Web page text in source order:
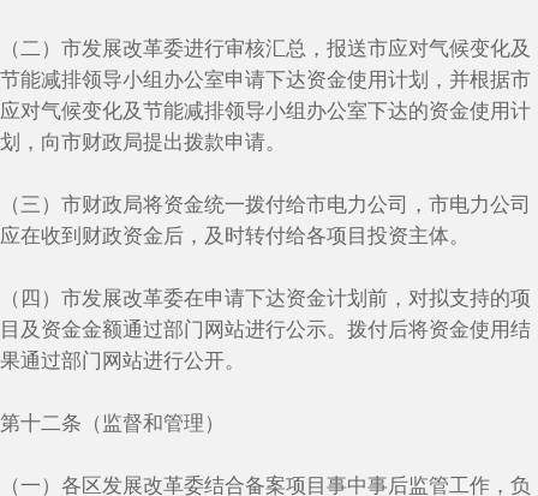
（二）市发展改革委进行审核汇总，报送市应对气候变化及
节能减排领导小组办公室申请下达资金使用计划，并根据市
应对气候变化及节能减排领导小组办公室下达的资金使用计
划，向市财政局提出拨款申请。
（三）市财政局将资金统一拨付给市电力公司，市电力公司
应在收到财政资金后，及时转付给各项目投资主体。
（四）市发展改革委在申请下达资金计划前，对拟支持的项
目及资金金额通过部门网站进行公示。拨付后将资金使用结
果通过部门网站进行公开。
第十二条（监督和管理）
（一）各区发展改革委结合备案项目事中事后监管工作，负